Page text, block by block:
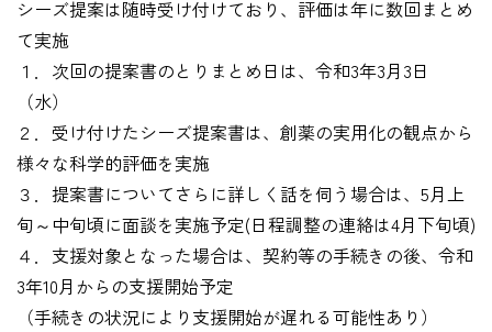
シーズ提案は随時受け付けており、評価は年に数回まとめ
て実施
１．次回の提案書のとりまとめ日は、令和3年3月3日
（水）
２．受け付けたシーズ提案書は、創薬の実用化の観点から
様々な科学的評価を実施
３．提案書についてさらに詳しく話を伺う場合は、5月上
旬～中旬頃に面談を実施予定(日程調整の連絡は4月下旬頃)
４．支援対象となった場合は、契約等の手続きの後、令和
3年10月からの支援開始予定
（手続きの状況により支援開始が遅れる可能性あり）